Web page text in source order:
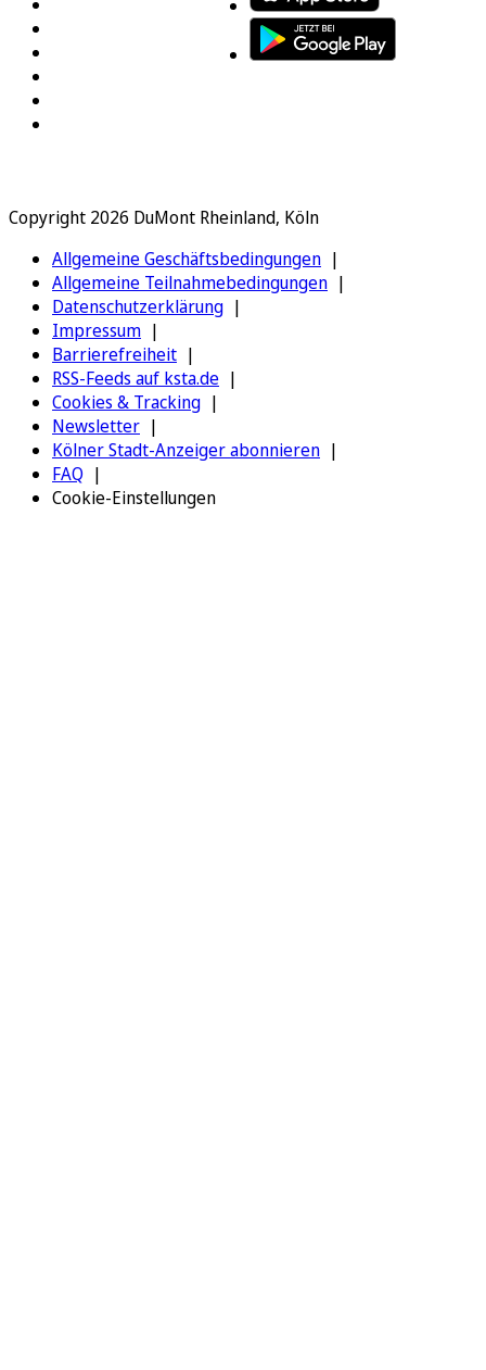
Copyright 2026 DuMont Rheinland, Köln
Allgemeine Geschäftsbedingungen
Allgemeine Teilnahmebedingungen
Datenschutzerklärung
Impressum
Barrierefreiheit
RSS-Feeds auf ksta.de
Cookies & Tracking
Newsletter
Kölner Stadt-Anzeiger abonnieren
FAQ
Cookie-Einstellungen